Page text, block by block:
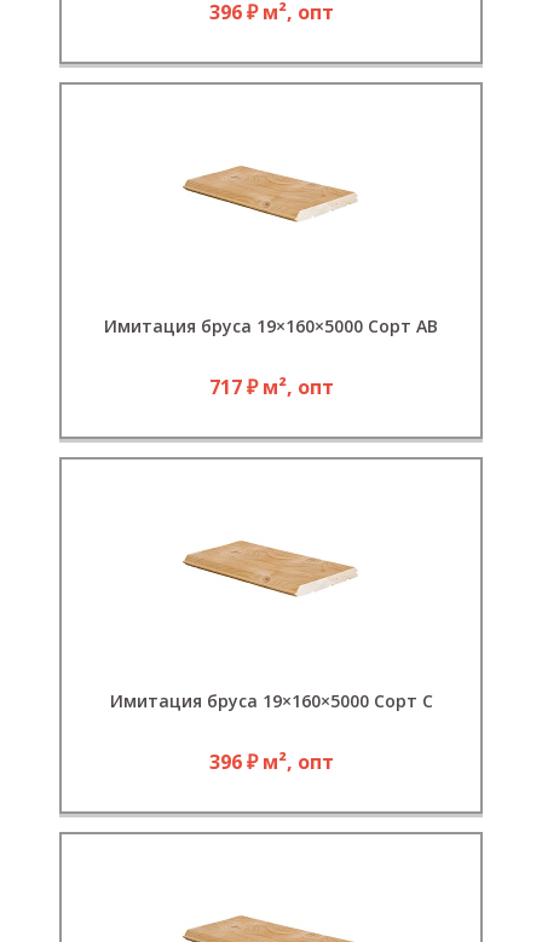
396 ₽ м², опт
Имитация бруса 19×160×5000 Сорт АВ
717 ₽ м², опт
Имитация бруса 19×160×5000 Сорт С
396 ₽ м², опт